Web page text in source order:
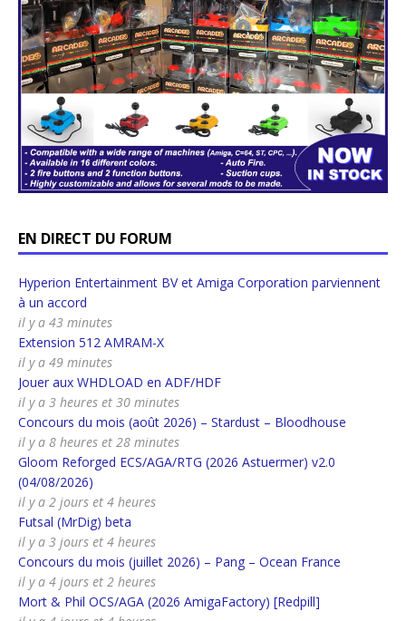
EN DIRECT DU FORUM
Hyperion Entertainment BV et Amiga Corporation parviennent
à un accord
il y a 43 minutes
Extension 512 AMRAM-X
il y a 49 minutes
Jouer aux WHDLOAD en ADF/HDF
il y a 3 heures et 30 minutes
Concours du mois (août 2026) – Stardust – Bloodhouse
il y a 8 heures et 28 minutes
Gloom Reforged ECS/AGA/RTG (2026 Astuermer) v2.0
(04/08/2026)
il y a 2 jours et 4 heures
Futsal (MrDig) beta
il y a 3 jours et 4 heures
Concours du mois (juillet 2026) – Pang – Ocean France
il y a 4 jours et 2 heures
Mort & Phil OCS/AGA (2026 AmigaFactory) [Redpill]